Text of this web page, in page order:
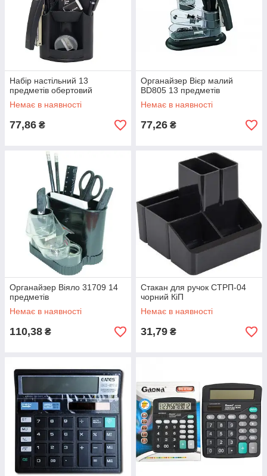
Набір настільний 13
предметів обертовий
Немає в наявності
77,86 ₴
Органайзер Вієр малий
BD805 13 предметів
Немає в наявності
77,26 ₴
Органайзер Віяло 31709 14
предметів
Немає в наявності
110,38 ₴
Стакан для ручок СТРП-04
чорний КіП
Немає в наявності
31,79 ₴